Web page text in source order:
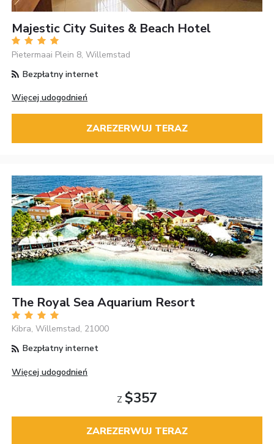
Majestic City Suites & Beach Hotel
Pietermaai Plein 8, Willemstad
Bezpłatny internet
Więcej udogodnień
ZAREZERWUJ TERAZ
The Royal Sea Aquarium Resort
Kibra, Willemstad, 21000
Bezpłatny internet
Więcej udogodnień
Z $357
ZAREZERWUJ TERAZ